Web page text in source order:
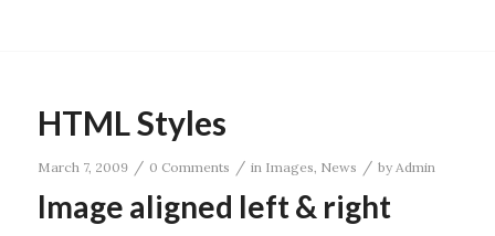
HTML Styles
March 7, 2009 / 0 Comments / in Images, News / by Admin
Image aligned left & right